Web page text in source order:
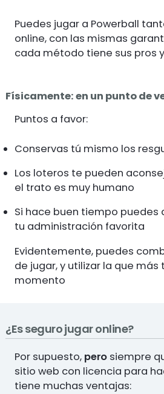
Puedes jugar a Powerball
online, con las mismas
cada método tiene sus pros
Físicamente: en un punto de
Puntos a favor:
Conservas tú mismo los
Los loteros te pueden
el trato es muy humano
Si hace buen tiempo puedes
tu administración favorita
Evidentemente, puedes
de jugar, y utilizar la que
momento
¿Es seguro jugar online?
Por supuesto, pero siempre
sitio web con licencia para
tiene muchas ventajas: